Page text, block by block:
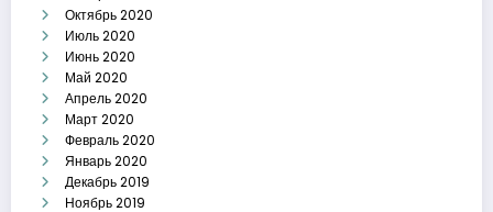
Октябрь 2020
Июль 2020
Июнь 2020
Май 2020
Апрель 2020
Март 2020
Февраль 2020
Январь 2020
Декабрь 2019
Ноябрь 2019